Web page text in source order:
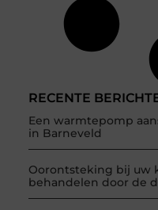
RECENTE
Een warmtepomp
in Barneveld
Oorontsteking bij uw
behandelen door de